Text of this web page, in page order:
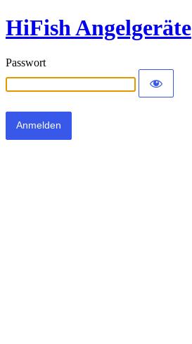
HiFish Angelgeräte
Passwort